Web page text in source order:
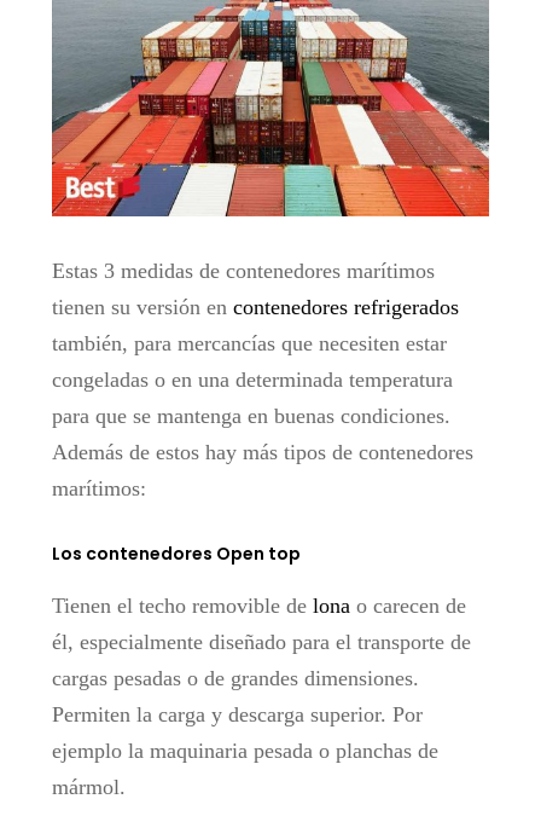
Estas 3 medidas de contenedores marítimos
tienen su versión en contenedores refrigerados
también, para mercancías que necesiten estar
congeladas o en una determinada temperatura
para que se mantenga en buenas condiciones.
Además de estos hay más tipos de contenedores
marítimos:
Los contenedores Open top
Tienen el techo removible de lona o carecen de
él, especialmente diseñado para el transporte de
cargas pesadas o de grandes dimensiones.
Permiten la carga y descarga superior. Por
ejemplo la maquinaria pesada o planchas de
mármol.